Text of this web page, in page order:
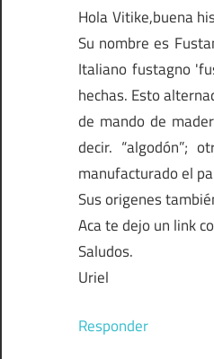
Hola Vitike,buena
Su nombre es
Italiano fustagno
hechas. Esto
de mando de
decir. “algodón”;
manufacturado el
Sus origenes
Aca te dejo un link
Saludos.
Uriel
Responder